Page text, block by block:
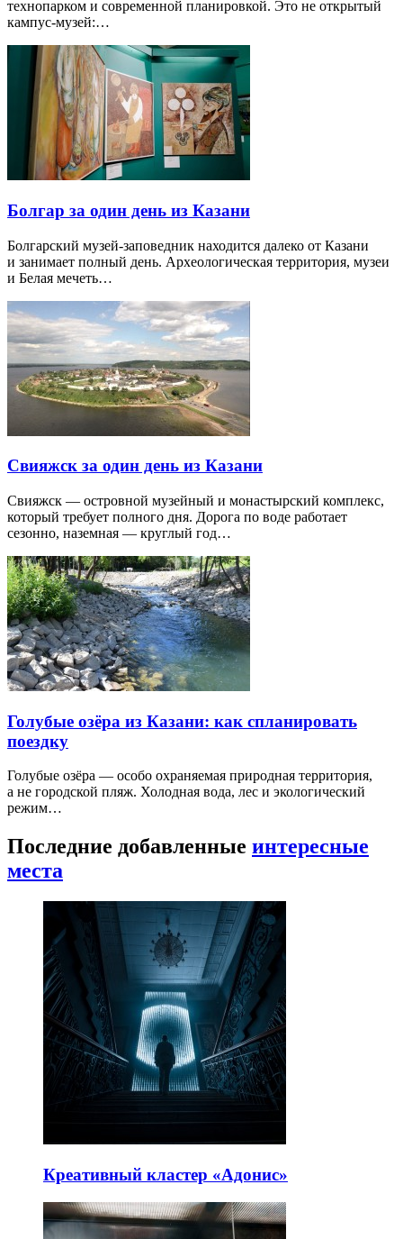
технопарком и современной планировкой. Это не открытый
кампус-музей:…
Болгар за один день из Казани
Болгарский музей-заповедник находится далеко от Казани
и занимает полный день. Археологическая территория, музеи
и Белая мечеть…
Свияжск за один день из Казани
Свияжск — островной музейный и монастырский комплекс,
который требует полного дня. Дорога по воде работает
сезонно, наземная — круглый год…
Голубые озёра из Казани: как спланировать
поездку
Голубые озёра — особо охраняемая природная территория,
а не городской пляж. Холодная вода, лес и экологический
режим…
Последние добавленные интересные
места
Креативный кластер «Адонис»